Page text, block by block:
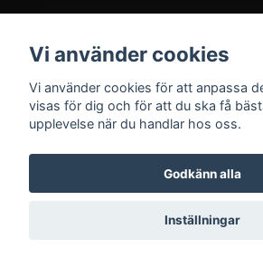
Sociala medier
© 2026 Welfare Games AB -
Vi använder cookies
Vi använder cookies för att anpassa
visas för dig och för att du ska få
upplevelse när du handlar hos oss.
Godkänn alla
Inställningar